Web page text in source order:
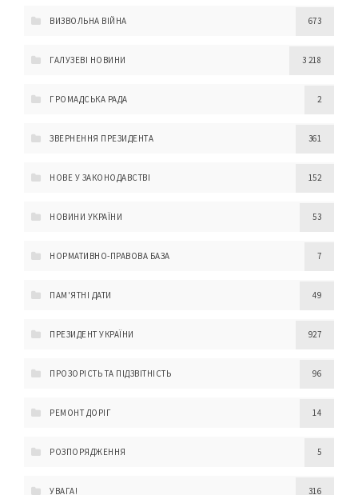
ВИЗВОЛЬНА ВІЙНА 673
ГАЛУЗЕВІ НОВИНИ 3 218
ГРОМАДСЬКА РАДА 2
ЗВЕРНЕННЯ ПРЕЗИДЕНТА 361
НОВЕ У ЗАКОНОДАВСТВІ 152
НОВИНИ УКРАЇНИ 53
НОРМАТИВНО-ПРАВОВА БАЗА 7
ПАМ'ЯТНІ ДАТИ 49
ПРЕЗИДЕНТ УКРАЇНИ 927
ПРОЗОРІСТЬ ТА ПІДЗВІТНІСТЬ 96
РЕМОНТ ДОРІГ 14
РОЗПОРЯДЖЕННЯ 5
УВАГА! 316